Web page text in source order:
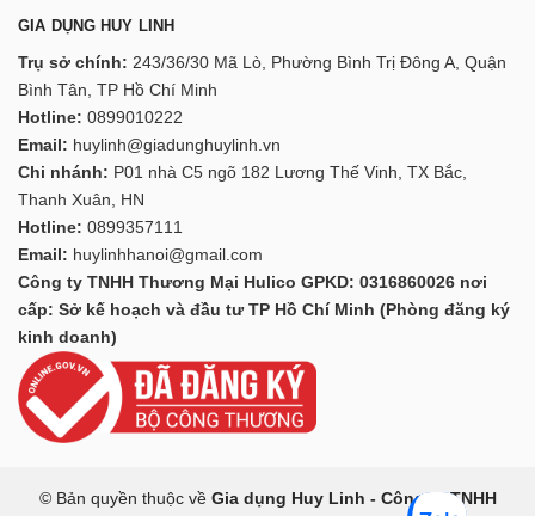
GIA DỤNG HUY LINH
Trụ sở chính: 243/36/30 Mã Lò, Phường Bình Trị Đông A, Quận
Bình Tân, TP Hồ Chí Minh
Hotline: 0899010222
Email: huylinh@giadunghuylinh.vn
Chi nhánh: P01 nhà C5 ngõ 182 Lương Thế Vinh, TX Bắc,
Thanh Xuân, HN
Hotline: 0899357111
Email: huylinhhanoi@gmail.com
Công ty TNHH Thương Mại Hulico GPKD: 0316860026 nơi
cấp: Sở kế hoạch và đầu tư TP Hồ Chí Minh (Phòng đăng ký
kinh doanh)
© Bản quyền thuộc về Gia dụng Huy Linh - Công ty TNHH